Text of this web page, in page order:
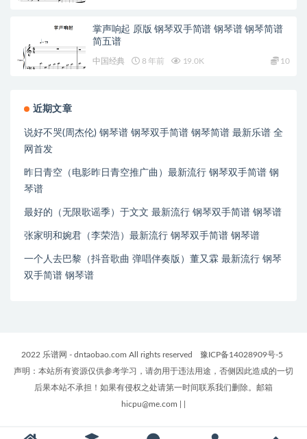
掌声响起 原版 钢琴双手简谱 钢琴谱 钢琴简谱
简五谱
中国经典 8 年前 19.0K 10
近期文章
说好不哭(周杰伦) 钢琴谱 钢琴双手简谱 钢琴简谱 最新乐谱 全
网首发
昨日青空（电影昨日青空推广曲）最新流行 钢琴双手简谱 钢
琴谱
最好的（无限歌谣季）于文文 最新流行 钢琴双手简谱 钢琴谱
张家明和婉君（李荣浩）最新流行 钢琴双手简谱 钢琴谱
一个人去巴黎（抖音歌曲 弹唱伴奏版）董又霖 最新流行 钢琴
双手简谱 钢琴谱
2022 乐谱网 - dntaobao.com All rights reserved
豫ICP备14028909号-5
声明：本站所有资源仅供参考学习，请勿用于违法用途，否侧因此造成的一切
后果本站不承担！如果有侵权之处请第一时间联系我们删除。邮箱
hicpu@me.com